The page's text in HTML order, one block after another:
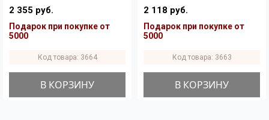
2 355 руб.
Подарок при покупке от
5000
Код товара: 3664
В КОРЗИНУ
2 118 руб.
Подарок при покупке от
5000
Код товара: 3663
В КОРЗИНУ